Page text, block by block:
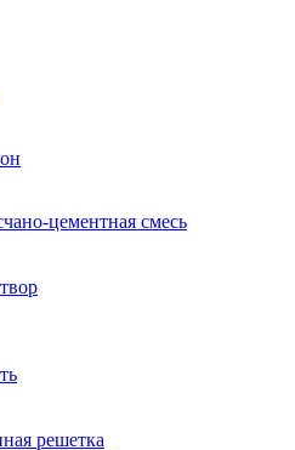
цементная смесь
решетка